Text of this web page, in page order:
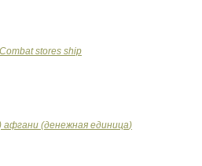
Combat stores ship
) афгани (денежная единица)